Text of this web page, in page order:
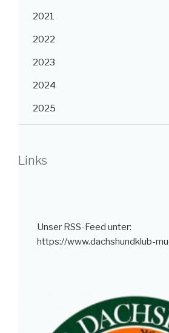
2021
2022
2023
2024
2025
Links
Unser RSS-Feed unter:
https://www.dachshundklub-